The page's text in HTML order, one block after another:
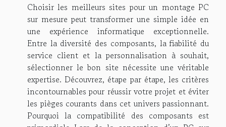
Choisir les meilleurs sites pour un montage PC
sur mesure peut transformer une simple idée en
une expérience informatique exceptionnelle.
Entre la diversité des composants, la fiabilité du
service client et la personnalisation à souhait,
sélectionner le bon site nécessite une véritable
expertise. Découvrez, étape par étape, les critères
incontournables pour réussir votre projet et éviter
les pièges courants dans cet univers passionnant.
Pourquoi la compatibilité des composants est